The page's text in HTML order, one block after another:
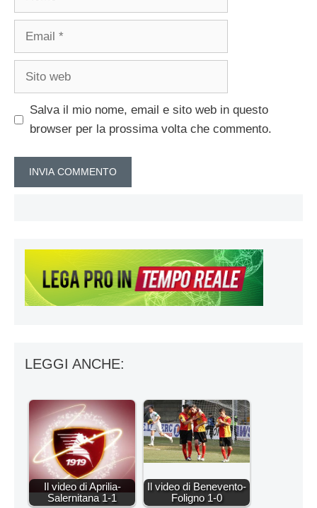
Email
Sito
Salva il mio nome, email e sito web in questo
browser per la prossima volta che commento.
LEGGI ANCHE:
Il video di Aprilia-
Salernitana 1-1
Il video di Benevento-
Foligno 1-0